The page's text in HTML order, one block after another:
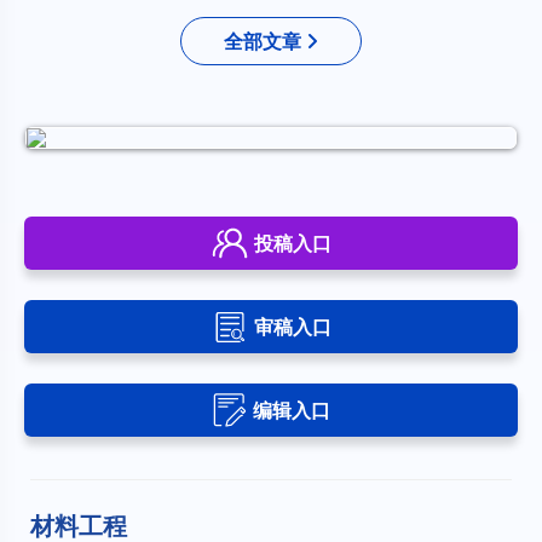
全部文章
投稿入口
审稿入口
编辑入口
材料工程